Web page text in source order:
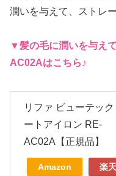
潤いを与えて、ストレ
▼髪の毛に潤いを与え
AC02Aはこちら♪
リファ ビューテック
ートアイロン RE-
AC02A【正規品】
Amazon 楽